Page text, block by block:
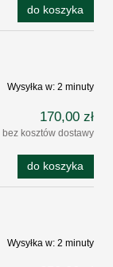
do koszyka
Wysyłka w: 2 minuty
170,00 zł
bez kosztów dostawy
do koszyka
Wysyłka w: 2 minuty